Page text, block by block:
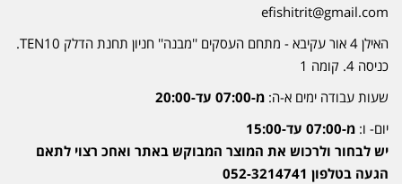
efishitrit@gmail.com
האילן 4 אור עקיבא - מתחם העסקים ''מבנה'' חניון תחנת הדלק TEN10.
כניסה 4. קומה 1
שעות עבודה ימים א-ה: מ-07:00 עד-20:00
יום- ו: מ-07:00 עד-15:00
יש לבחור ולרכוש את המוצר המבוקש באתר ואחכ רצוי לתאם
הגעה בטלפון 052-3214741